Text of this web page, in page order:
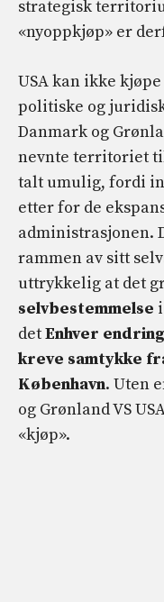
strategisk
«nyoppkjøp» er
USA kan ikke
politiske og
Danmark og
nevnte territoriet
talt umulig, fordi
etter for de
administrasjonen.
rammen av sitt
uttrykkelig at det
selvbestemmelse
detEnhver
kreve samtykke
København. Uten
og Grønland VS
«kjøp».